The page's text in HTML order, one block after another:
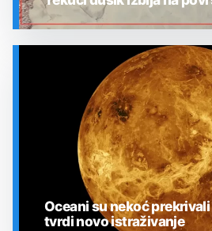
Oceani su nekoć
tvrdi novo istraživanje